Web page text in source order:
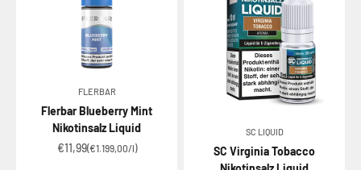
FLERBAR
Flerbar Blueberry Mint
Nikotinsalz Liquid
Angebot
€11,99(€1.199,00/l)
SC LIQUID
SC Virginia Tobacco